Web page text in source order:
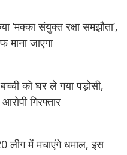
‘मक्का संयुक्त रक्षा समझौता’,
जाएगा
को घर ले गया पड़ोसी,
गिरफ्तार
लीग में मचाएंगे धमाल, इस